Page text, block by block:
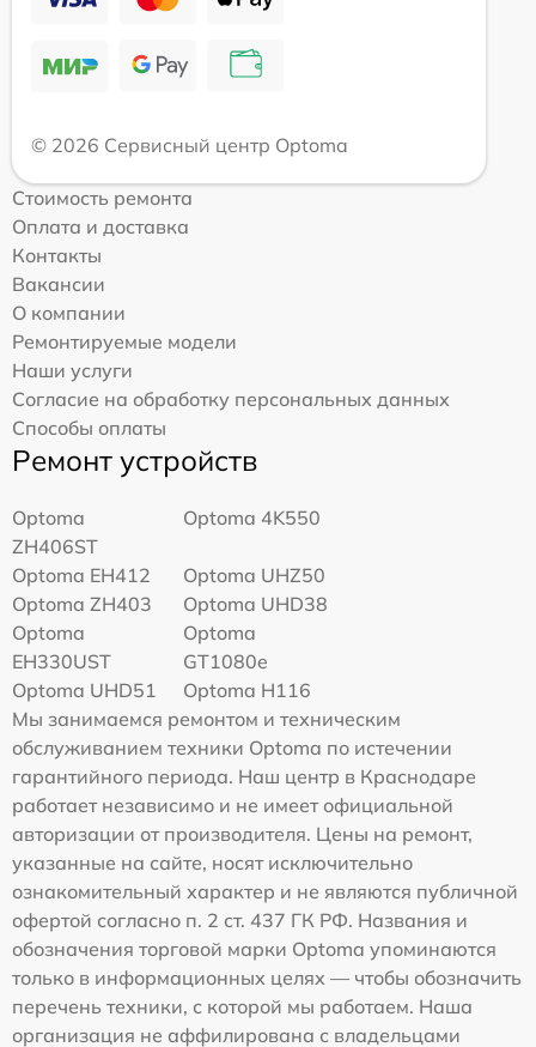
© 2026 Сервисный центр Optoma
Стоимость ремонта
Оплата и доставка
Контакты
Вакансии
О компании
Ремонтируемые модели
Наши услуги
Согласие на обработку персональных данных
Способы оплаты
Ремонт устройств
Optoma
ZH406ST
Optoma 4K550
Optoma EH412
Optoma UHZ50
Optoma ZH403
Optoma UHD38
Optoma
EH330UST
Optoma
GT1080e
Optoma UHD51
Optoma H116
Мы занимаемся ремонтом и техническим
обслуживанием техники Optoma по истечении
гарантийного периода. Наш центр в Краснодаре
работает независимо и не имеет официальной
авторизации от производителя. Цены на ремонт,
указанные на сайте, носят исключительно
ознакомительный характер и не являются публичной
офертой согласно п. 2 ст. 437 ГК РФ. Названия и
обозначения торговой марки Optoma упоминаются
только в информационных целях — чтобы обозначить
перечень техники, с которой мы работаем. Наша
организация не аффилирована с владельцами